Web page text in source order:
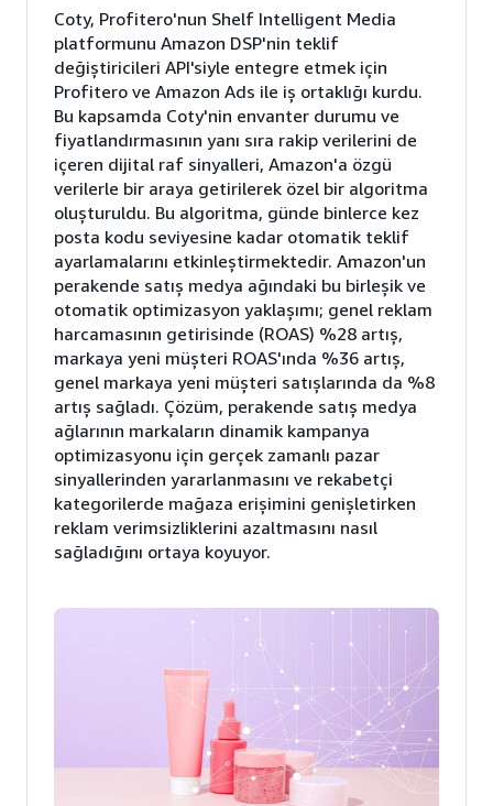
Coty, Profitero'nun Shelf Intelligent Media
platformunu Amazon DSP'nin teklif
değiştiricileri API'siyle entegre etmek için
Profitero ve Amazon Ads ile iş ortaklığı kurdu.
Bu kapsamda Coty'nin envanter durumu ve
fiyatlandırmasının yanı sıra rakip verilerini de
içeren dijital raf sinyalleri, Amazon'a özgü
verilerle bir araya getirilerek özel bir algoritma
oluşturuldu. Bu algoritma, günde binlerce kez
posta kodu seviyesine kadar otomatik teklif
ayarlamalarını etkinleştirmektedir. Amazon'un
perakende satış medya ağındaki bu birleşik ve
otomatik optimizasyon yaklaşımı; genel reklam
harcamasının getirisinde (ROAS) %28 artış,
markaya yeni müşteri ROAS'ında %36 artış,
genel markaya yeni müşteri satışlarında da %8
artış sağladı. Çözüm, perakende satış medya
ağlarının markaların dinamik kampanya
optimizasyonu için gerçek zamanlı pazar
sinyallerinden yararlanmasını ve rekabetçi
kategorilerde mağaza erişimini genişletirken
reklam verimsizliklerini azaltmasını nasıl
sağladığını ortaya koyuyor.